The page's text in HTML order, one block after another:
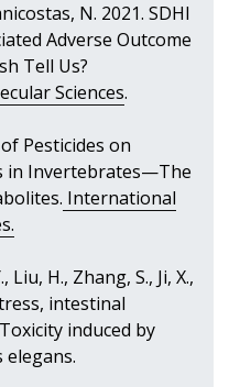
N. 2021. SDHI
Adverse Outcome
Tell Us?
Sciences.
Pesticides on
in Invertebrates—The
International
Liu, H., Zhang, S., Ji, X.,
intestinal
induced by